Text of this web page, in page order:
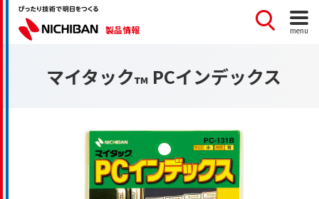
製品情報 menu
マイタック™ PCインデックス